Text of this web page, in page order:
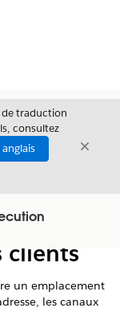
de traduction
consultez
anglais
Fermer
clients
un emplacement
les canaux